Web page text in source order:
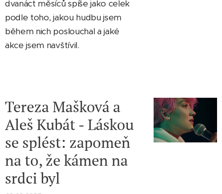
dvanáct měsíců spíše jako celek
podle toho, jakou hudbu jsem
během nich poslouchal a jaké
akce jsem navštívil.
Tereza Mašková a
Aleš Kubát - Láskou
se splést: zapomeň
na to, že kámen na
srdci byl